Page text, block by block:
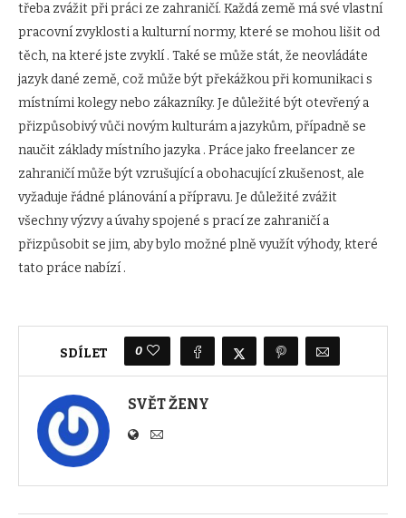
třeba zvážit při práci ze zahraničí. Každá země má své vlastní
pracovní zvyklosti a kulturní normy, které se mohou lišit od
těch, na které jste zvyklí . Také se může stát, že neovládáte
jazyk dané země, což může být překážkou při komunikaci s
místními kolegy nebo zákazníky. Je důležité být otevřený a
přizpůsobivý vůči novým kulturám a jazykům, případně se
naučit základy místního jazyka . Práce jako freelancer ze
zahraničí může být vzrušující a obohacující zkušenost, ale
vyžaduje řádné plánování a přípravu. Je důležité zvážit
všechny výzvy a úvahy spojené s prací ze zahraničí a
přizpůsobit se jim, aby bylo možné plně využít výhody, které
tato práce nabízí .
SDÍLET 0
SVĚT ŽENY